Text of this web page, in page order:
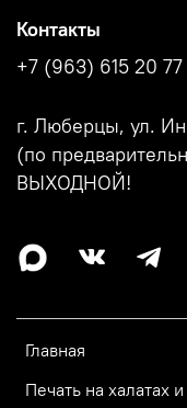
Главная
Печать на халатах
Контакты
+7 (963) 615 20 77
г. Люберцы, ул.
(по
ВЫХОДНОЙ!